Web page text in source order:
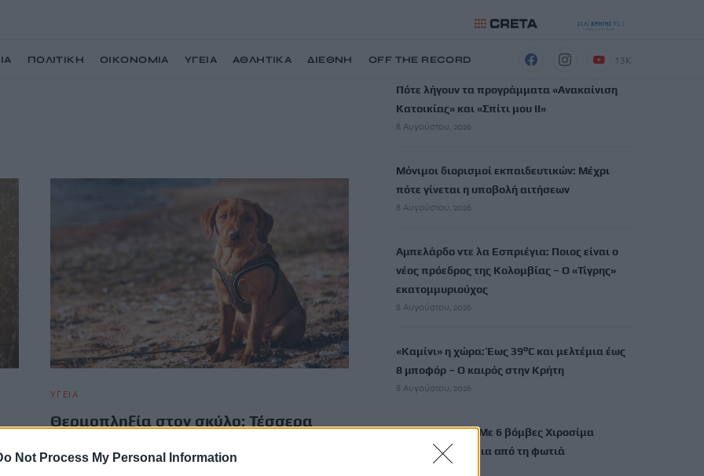
Not Process My Personal Information
ΠΟΛΙΤΙΚΗ ΟΙΚΟΝΟΜΙΑ ΥΓΕΙΑ ΑΘΛΗΤΙΚΑ ΔΙΕΘΝΗ OFF THE RECORD 13K
ΥΓΕΙΑ
Θερμοπληξία στον σκύλο: Τέσσερα
Διανύουμε μέρες που ο υδράργυρος έχει σκαρφαλώσει
ΡΟΗ ΕΙΔΗΣΕΩΝ
Πότε λήγουν τα προγράμματα «Ανακαίνιση
Κατοικίας» και «Σπίτι μου ΙΙ»
8 Αυγούστου, 2026
Μόνιμοι διορισμοί εκπαιδευτικών: Μέχρι
πότε γίνεται η υποβολή αιτήσεων
8 Αυγούστου, 2026
Αμπελάρδο ντε λα Εσπριέγια: Ποιος είναι ο
νέος πρόεδρος της Κολομβίας – Ο «Τίγρης»
εκατομμυριούχος
8 Αυγούστου, 2026
«Καμίνι» η χώρα: Έως 39°C και μελτέμια έως
8 μποφόρ – Ο καιρός στην Κρήτη
8 Αυγούστου, 2026
Αττικοβοιωτία: Με 6 βόμβες Χιροσίμα
ισούται η ενέργεια από τη φωτιά